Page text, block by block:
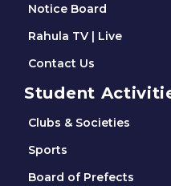
Notice Board
Rahula TV | Live
Contact Us
Student
Clubs & Societies
Sports
Board of Prefects